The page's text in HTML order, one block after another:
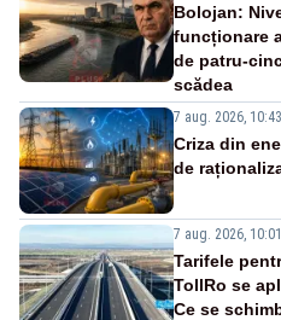
Bolojan:
funcționare
de patru-
scădea
7 aug. 2026, 10:43
Criza din
de
7 aug. 2026, 10:01
Tarifele
TollRo se
Ce se